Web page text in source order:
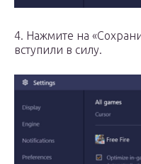
4. Нажмите на
вступили в силу.